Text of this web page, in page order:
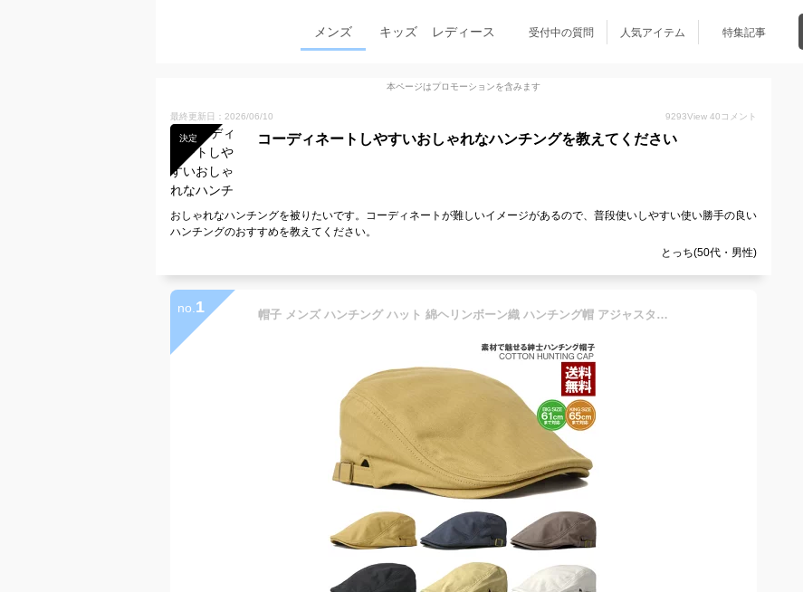
メンズ キッズ レディース 受付中の質問 人気アイテム 特集記事
本ページはプロモーションを含みます
最終更新日：2026/06/10 9293View 40 コメント
決定 コーディネートしやすいおしゃれなハンチングを教えてください
おしゃれなハンチングを被りたいです。コーディネートが難しいイメージがあるので、普段使いしやすい使い勝手の良い
ハンチングのおすすめを教えてください。
とっち(50代・男性)
no. 1 帽子 メンズ ハンチング ハット 綿ヘリンボーン織 ハンチング帽 アジャスター フリーサイズ 大きいサイズ 61cmまで ファッション小物 送料無料【Z3Q】【パケ1】